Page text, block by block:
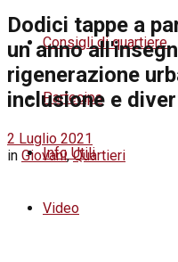
Consigli di quartiere
Partecipa
Info Utili
Video
Dodici tappe a
un anno
rigenerazione
inclusione e
2 Luglio 2021
in Giovani,Quartieri